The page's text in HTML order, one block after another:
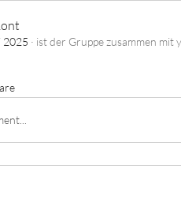
2025 · ist der Gruppe zusammen mit